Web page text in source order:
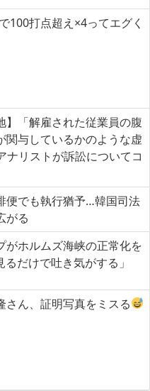
100打点超え×4ってエグく
】「解雇された従業員の腹
関与しているかのような虚
リストが訴訟についてコ
便でも執行猶予…韓国司法
がる
がホルムズ海峡の正常化を
だけで吐き気がする」
さん、証明写真をミスる